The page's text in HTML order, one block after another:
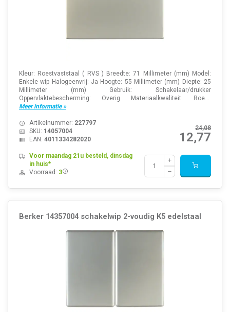
Kleur: Roestvaststaal ( RVS ) Breedte: 71 Millimeter (mm) Model:
Enkele wip Halogeenvrij: Ja Hoogte: 55 Millimeter (mm) Diepte: 25
Millimeter (mm) Gebruik: Schakelaar/drukker
Oppervlaktebescherming: Overig Materiaalkwaliteit: Roe...
Meer informatie »
24,08
12,77
Artikelnummer: 227797
SKU: 14057004
EAN: 4011334282020
Voor maandag 21u besteld, dinsdag
in huis*
Voorraad: 3
Berker 14357004 schakelwip 2-voudig K5 edelstaal